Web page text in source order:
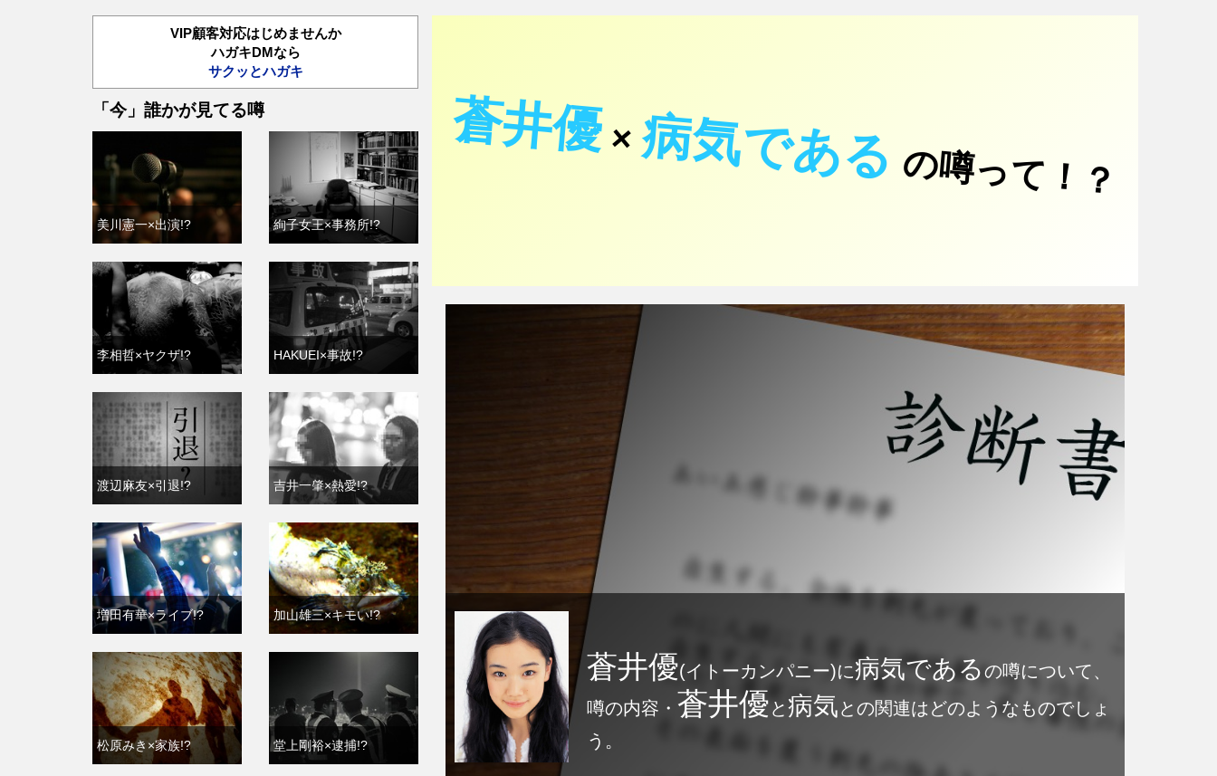
蒼井優×病気である の噂って！？
蒼井優(イトーカンパニー)に病気であるの噂について、
噂の内容・ 蒼井優と病気との関連はどのようなものでしょ
う。
VIP顧客対応はじめませんか
ハガキDMなら
サクッとハガキ
「今」誰かが見てる噂
美川憲一×出演!? 絢子女王×事務所!?
李相哲×ヤクザ!? HAKUEI×事故!?
渡辺麻友×引退!? 吉井一肇×熱愛!?
増田有華×ライブ!? 加山雄三×キモい!?
松原みき×家族!? 堂上剛裕×逮捕!?